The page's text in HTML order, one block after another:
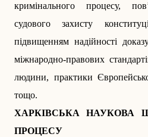
кримінального процесу,
судового захисту
підвищенням надійності
міжнародно-правових
людини, практики
тощо.
ХАРКІВСЬКА НАУКОВА
ПРОЦЕСУ